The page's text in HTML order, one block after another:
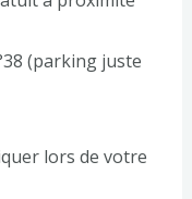
(parking juste
lors de votre